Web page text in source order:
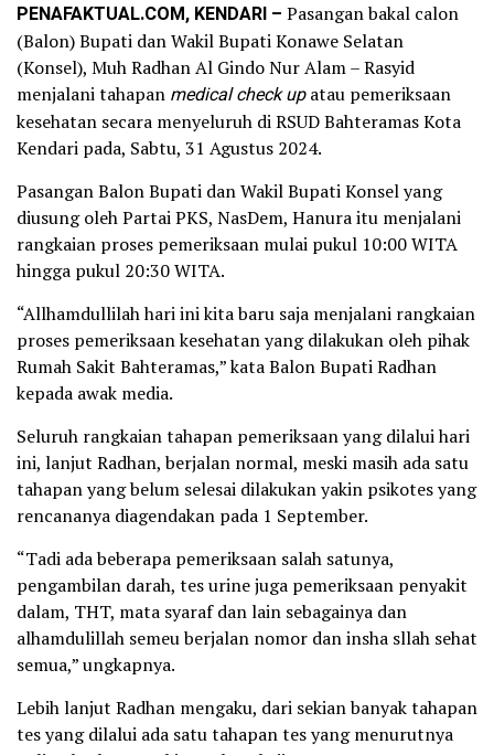
PENAFAKTUAL.COM, KENDARI – Pasangan bakal calon
(Balon) Bupati dan Wakil Bupati Konawe Selatan
(Konsel), Muh Radhan Al Gindo Nur Alam – Rasyid
menjalani tahapan medical check upatau pemeriksaan
kesehatan secara menyeluruh di RSUD Bahteramas Kota
Kendari pada, Sabtu, 31 Agustus 2024.
Pasangan Balon Bupati dan Wakil Bupati Konsel yang
diusung oleh Partai PKS, NasDem, Hanura itu menjalani
rangkaian proses pemeriksaan mulai pukul 10:00 WITA
hingga pukul 20:30 WITA.
“Allhamdullilah hari ini kita baru saja menjalani rangkaian
proses pemeriksaan kesehatan yang dilakukan oleh pihak
Rumah Sakit Bahteramas,” kata Balon Bupati Radhan
kepada awak media.
Seluruh rangkaian tahapan pemeriksaan yang dilalui hari
ini, lanjut Radhan, berjalan normal, meski masih ada satu
tahapan yang belum selesai dilakukan yakin psikotes yang
rencananya diagendakan pada 1 September.
“Tadi ada beberapa pemeriksaan salah satunya,
pengambilan darah, tes urine juga pemeriksaan penyakit
dalam, THT, mata syaraf dan lain sebagainya dan
alhamdulillah semeu berjalan nomor dan insha sllah sehat
semua,” ungkapnya.
Lebih lanjut Radhan mengaku, dari sekian banyak tahapan
tes yang dilalui ada satu tahapan tes yang menurutnya